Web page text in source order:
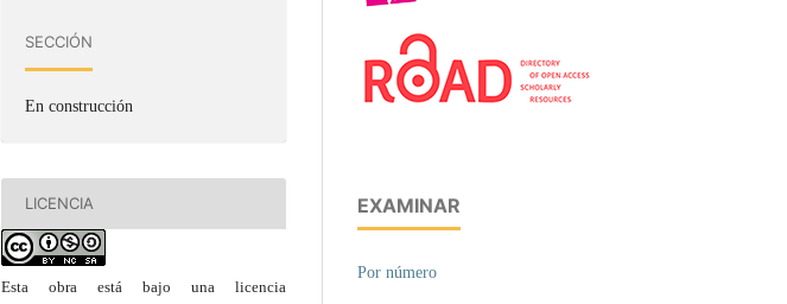
SECCIÓN
En construcción
LICENCIA
Esta obra está bajo una licencia
EXAMINAR
Por número